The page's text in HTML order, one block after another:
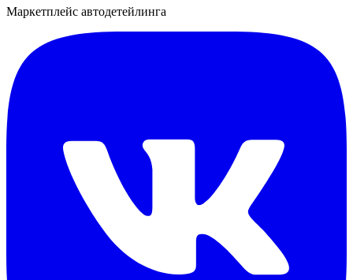
Маркетплейс автодетейлинга